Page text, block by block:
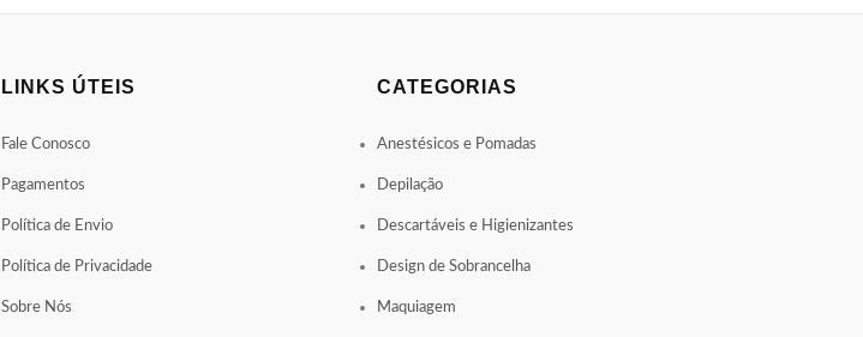
LINKS ÚTEIS
Fale Conosco
Pagamentos
Política de Envio
Política de Privacidade
Sobre Nós
CATEGORIAS
Anestésicos e Pomadas
Depilação
Descartáveis e Higienizantes
Design de Sobrancelha
Maquiagem